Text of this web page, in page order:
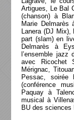
Artigues, Le Bal
(chanson) à
Marie Delmarès
Lanera (DJ
part (slam) en
Delmarès à
l’ensemble
avec Ricochet
Mérignac,
Pessac, soirée
(conférence
Paquay à
musical à
BU des sciences